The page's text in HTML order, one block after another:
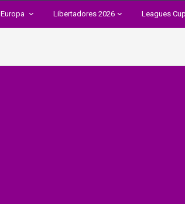
Europa Libertadores 2026 Leagues